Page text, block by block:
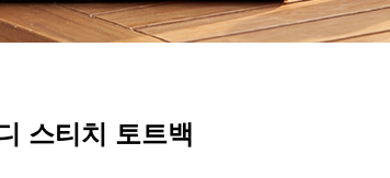
스티치 토트백